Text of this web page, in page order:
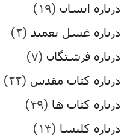
درباره انسان (۱۹)
درباره غسل تعمید (۲)
درباره فرشتگان (۷)
درباره کتاب مقدس (۲۲)
درباره کتاب ها (۴۹)
درباره کلیسا (۱۴)